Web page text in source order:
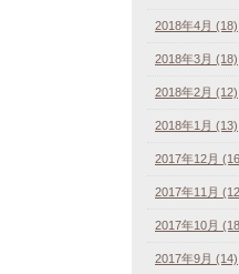
2018年4月 (18)
2018年3月 (18)
2018年2月 (12)
2018年1月 (13)
2017年12月
2017年11月
2017年10月
2017年9月 (14)